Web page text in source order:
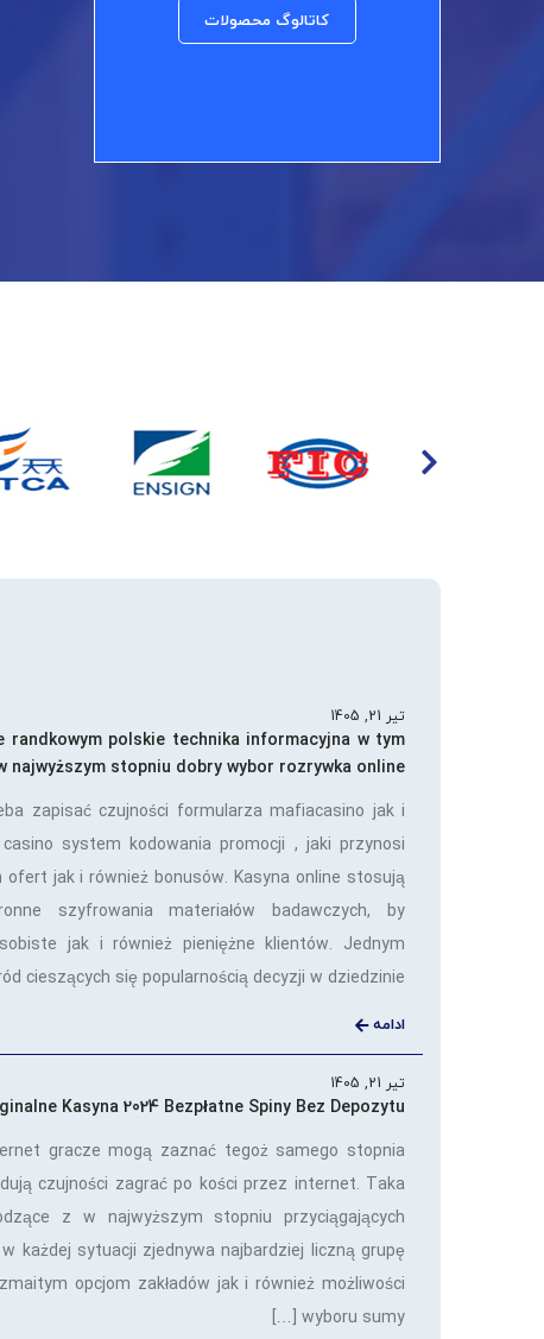
کاتالوگ محصولات
تیر 21, 1405
randkowym polskie technika informacyjna w tym
najwyższym stopniu dobry wybor rozrywka online
zapisać czujności formularza mafiacasino jak i
system kodowania promocji , jaki przynosi
jak i również bonusów. Kasyna online stosują
szyfrowania materiałów badawczych, by
jak i również pieniężne klientów. Jednym
cieszących się popularnością decyzji w dziedzinie […]
ادامه
تیر 21, 1405
Kasyna 2024 Bezpłatne Spiny Bez Depozytu
gracze mogą zaznać tegoż samego stopnia
czujności zagrać po kości przez internet. Taka
z w najwyższym stopniu przyciągających
każdej sytuacji zjednywa najbardziej liczną grupę
opcjom zakładów jak i również możliwości
wyboru sumy […]